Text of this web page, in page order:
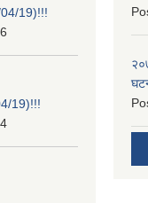
19)!!!
19)!!!